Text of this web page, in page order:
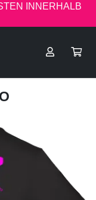
INNERHALB